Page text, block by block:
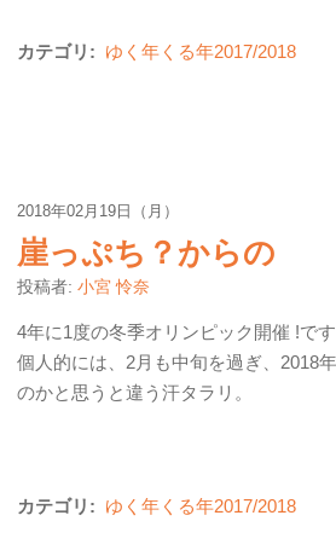
カテゴリ: ゆく年くる年2017/2018
2018年02月19日（月）
崖っぷち？からの
投稿者: 小宮 怜奈
4年に1度の冬季オリンピック開催 !です
個人的には、2月も中旬を過ぎ、2018
のかと思うと違う汗タラリ。
カテゴリ: ゆく年くる年2017/2018